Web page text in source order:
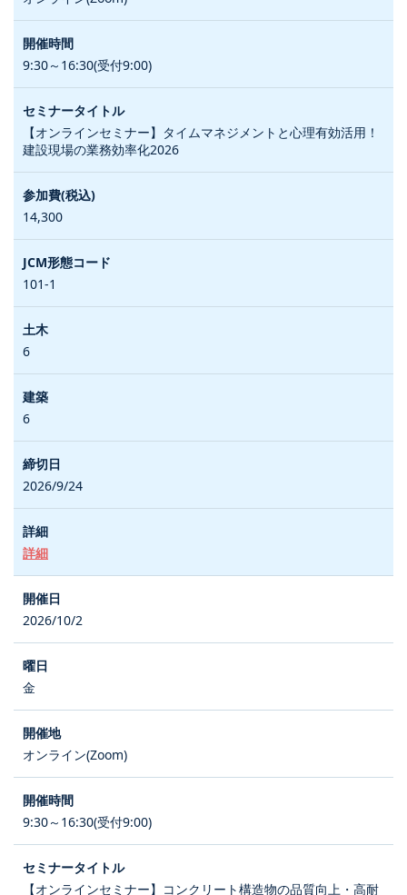
9:30～16:30(受付9:00)
【オンラインセミナー】タイムマネジメントと心理有効活用！
建設現場の業務効率化2026
14,300
101-1
6
6
2026/9/24
詳細
2026/10/2
金
オンライン(Zoom)
9:30～16:30(受付9:00)
【オンラインセミナー】コンクリート構造物の品質向上・高耐